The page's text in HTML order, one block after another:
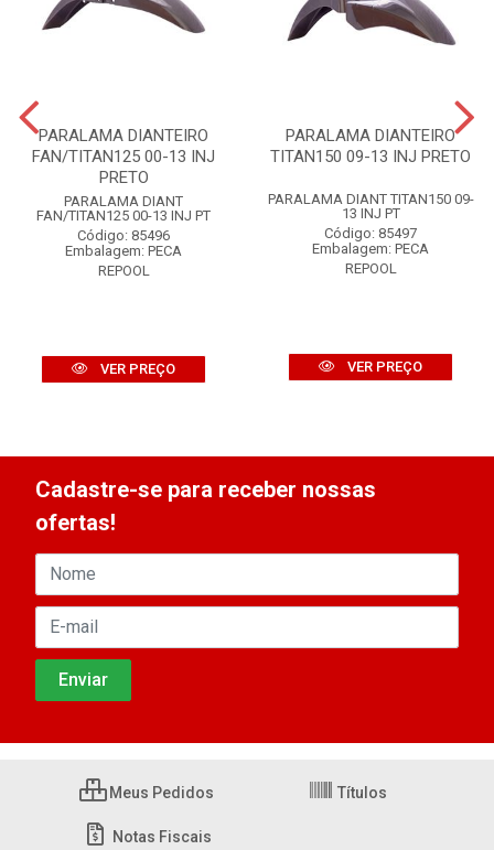
PARALAMA DIANTEIRO
FAN/TITAN125 00-13 INJ
PRETO
PARALAMA DIANT
FAN/TITAN125 00-13 INJ PT
Código: 85496
Embalagem: PECA
REPOOL
VER PREÇO
PARALAMA DIANTEIRO
TITAN150 09-13 INJ PRETO
PARALAMA DIANT TITAN150 09-
13 INJ PT
Código: 85497
Embalagem: PECA
REPOOL
VER PREÇO
Cadastre-se para receber nossas
ofertas!
Meus Pedidos Títulos
Notas Fiscais